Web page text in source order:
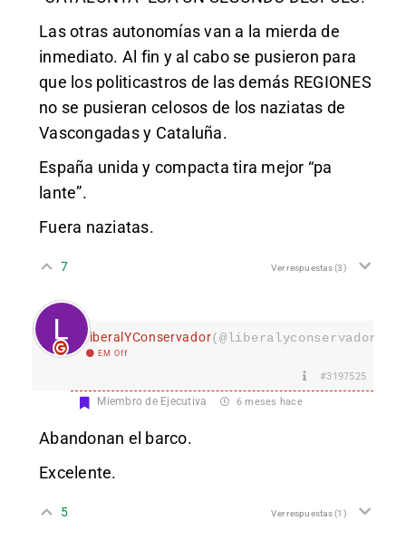
Las otras autonomías van a la mierda de
inmediato. Al fin y al cabo se pusieron para
que los politicastros de las demás REGIONES
no se pusieran celosos de los naziatas de
Vascongadas y Cataluña.
España unida y compacta tira mejor “pa
lante”.
Fuera naziatas.
7 Ver respuestas(3)
LiberalYConservador
EM Off
#3197525
Miembro de Ejecutiva 6 meses hace
Abandonan el barco.
Excelente.
5 Ver respuestas(1)